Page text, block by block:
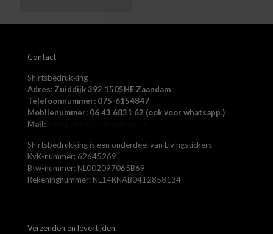
mail*
Mijn naam, e-mail en site opslaan in deze browser voor de
volgende keer wanneer ik een reactie plaats.
Contact
Shirtsbedrukking
Adres: Zuiddijk 392 1505HE Zaandam
Telefoonnummer: 075-6154847
Mobilenummer: 06 43 6831 62 (ook voor whatsapp.)
Mail:
Shirtsbedrukking is een onderdeel van Livingstickers
KvK-nummer: 62645269
Btw-nummer: NL002097065B69
Rekeningnummer: NL14KNAB0412858134
Verzenden en levertijden.